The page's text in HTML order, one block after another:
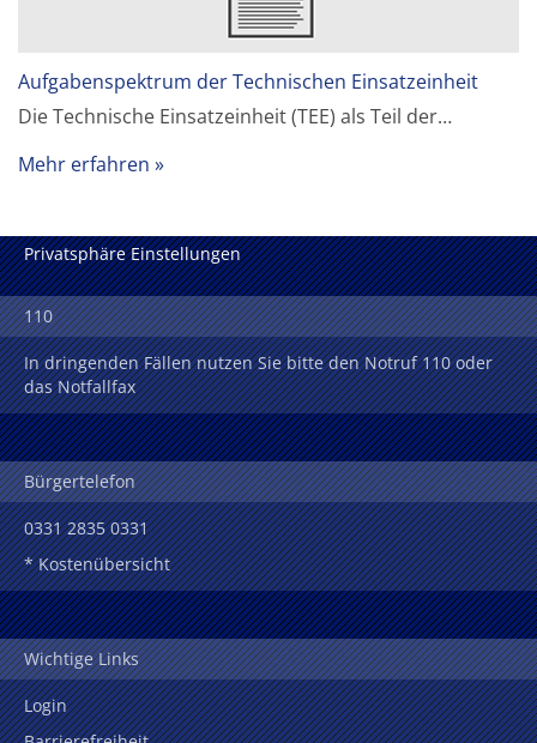
Aufgabenspektrum der Technischen Einsatzeinheit
Die Technische Einsatzeinheit (TEE) als Teil der…
Mehr erfahren
Privatsphäre Einstellungen
110
In dringenden Fällen nutzen Sie bitte den Notruf 110 oder
das Notfallfax
Bürgertelefon
0331 2835 0331
* Kostenübersicht
Wichtige Links
Login